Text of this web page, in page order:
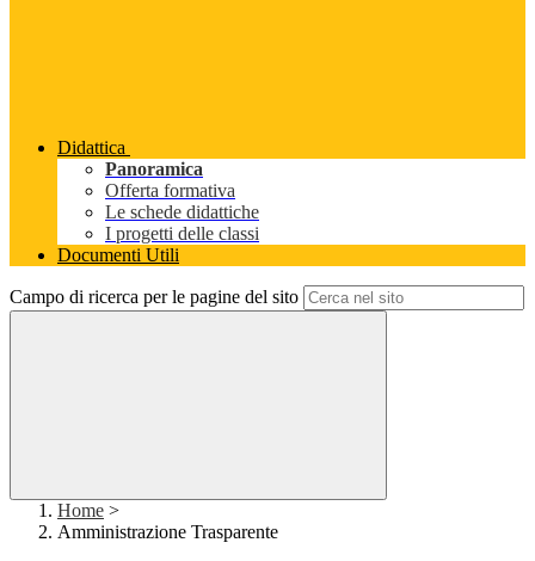
Didattica
Panoramica
Offerta formativa
Le schede didattiche
I progetti delle classi
Documenti Utili
Campo di ricerca per le pagine del sito
Home >
Amministrazione Trasparente